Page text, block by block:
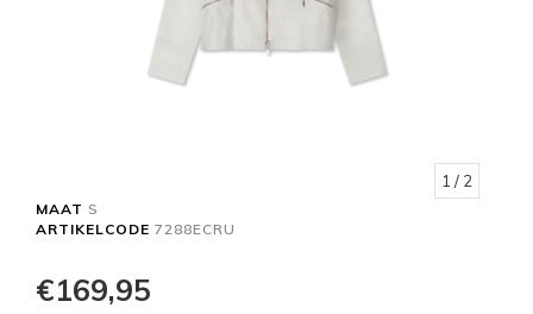
1 / 2
MAAT S
ARTIKELCODE 7288ECRU
€169,95